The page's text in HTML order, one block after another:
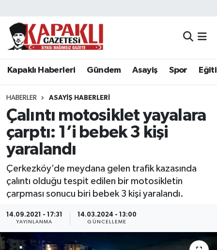
Kapaklı Haberleri Gündem Asayiş Spor
HABERLER ASAYIŞ HABERLERI
Çalıntı motosiklet yayalara
çarptı: 1’i bebek 3 kişi
yaralandı
Çerkezköy’de meydana gelen trafik kazasında
çalıntı olduğu tespit edilen bir motosikletin
çarpması sonucu biri bebek 3 kişi yaralandı.
14.09.2021 - 17:31
YAYINLANMA
14.03.2024 - 13:00
GÜNCELLEME
Kapaklı Haberleri
Asayiş
Spor
Eğitim
Resmi Reklamlar
Ekonomi
Tekirdağ Nöbetçi Eczaneler
Tekirdağ Namaz Vakitleri
Tekirdağ Trafik Yoğunluk Haritası
Süper Lig Puan Durumu ve Fikstür
Son Dakika Haberleri
Haber Arşivi